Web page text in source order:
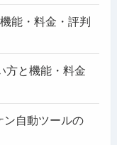
能・料金・評判
方と機能・料金
ン自動ツールの